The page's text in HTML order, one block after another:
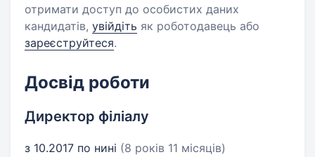
отримати доступ до особистих даних
кандидатів, увійдіть як роботодавець або
зареєструйтеся.
Досвід роботи
Директор філіалу
з 10.2017 по нині (8 років 11 місяців)